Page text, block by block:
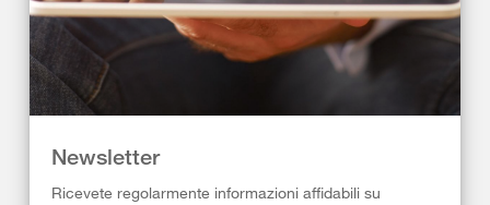
Newsletter
Ricevete regolarmente informazioni affidabili su